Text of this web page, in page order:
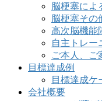
脳梗塞によ
脳梗塞その
高次脳機能
自主トレー
ご本人、ご
目標達成例
目標達成ケ
会社概要